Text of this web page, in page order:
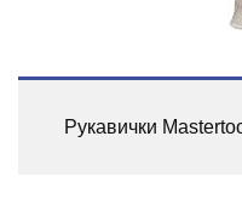
Рукавички